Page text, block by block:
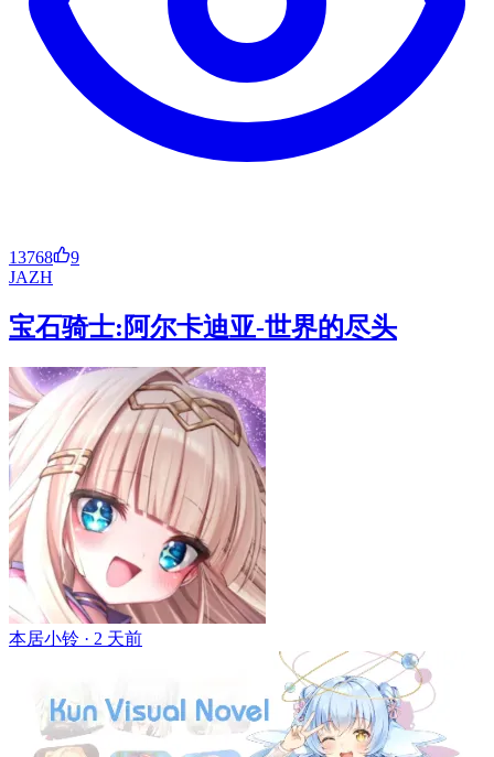
13768
9
JAZH
宝石骑士:阿尔卡迪亚-世界的尽头
本居小铃 · 2 天前